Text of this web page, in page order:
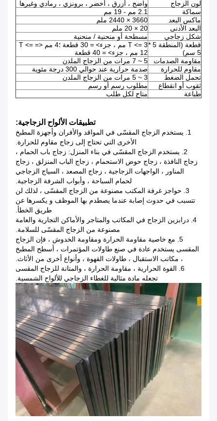
لون الزجاج
واضح ، أزرق ، أخضر ، برونزي ، رمادي وغيرها
سماكة
2.1 مم - 19 مم
ماكس البعد
3660 × 2440 ملم
البعد الأدنى
20 × 20 ملم
شكل زجاجي
مسطحة أو منحنية / منحنية
قطعة (المنطقة 5 *
5 سم)
T <= 3 مم ، جزء> = 30 قطعة ؛4 مم <= T <=
12 مم ، جزء> = 40 قطعة
مقاومة الصدمات
5 ~ 7 مرات من الزجاج الملدن
مقاوم للحرارة
صدمة حرارية عند حوالي 300 درجة مئوية
تحمل الضغط
3 ~ 5 مرات من الزجاج الملدن
ثقوب أو انقطاع
مطلوب رسم أو رسم
طباعة
متاح لكل طلب
تطبيقات الألواح الزجاجية:
1. يستخدم الزجاج المقسّى في المواقد والأفران وأجهزة المطبخ
الأخرى التي تحتاج إلى زجاج مقاوم للحرارة.
2. يستخدم الزجاج المقسّى في بناء المنزل: زجاج باب الحمام ،
زجاج النافذة ، زجاج حوض الاستحمام ، زجاج الباب المنزلق ، زجاج
المناور ، الواجهات الزجاجية ، زجاج المصعد ، السياج الزجاجي
لحمام السباحة ، وأبواب الشرفة الزجاجية.
3. حواجز غرفة المكتب مصنوعة من الزجاج المقسّى ، لذلك لن
تتسبب في حدوث إصابة عندما يصطدم بها الموظف و يكسرها عن
طريق الخطأ.
4. درابزين الزجاج في المكاتب والمتاجر والأماكن التجارية والعامة
مصنوعة من الزجاج المقسّى للسلامة.
5. مع خاصية مقاومة الحرارة ومقاومة الخدوش ، فإن الزجاج
المقسى يستخدم عادة في صنع طاولات المؤتمرات ، أسطح المطبخ
، مكاتب الاستقبال ، طاولات القهوة ، وأنواع أخرى من الأثاث.
6. القوة الحرارية ، مقاومة الحرارة ، والمتانة للزجاج المقسى
تجعله مادة مثالية للغطاء الزجاجي للألواح الشمسية.